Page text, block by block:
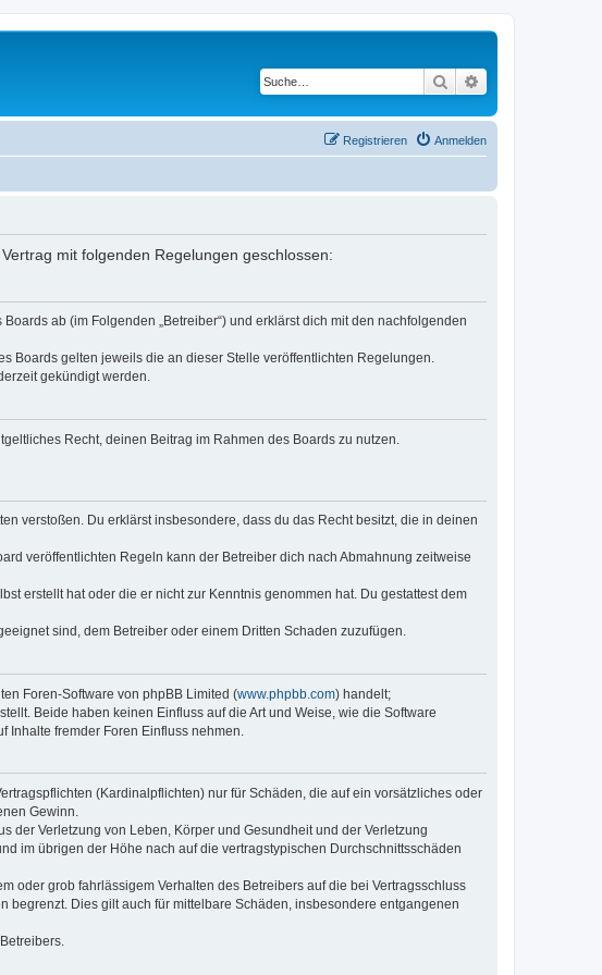
Suche
Anmelden
Registrieren
mit folgenden Regelungen geschlossen:
ab (im Folgenden „Betreiber“) und erklärst dich mit den nachfolgenden
Boards gelten jeweils die an dieser Stelle veröffentlichten Regelungen.
gekündigt werden.
Recht, deinen Beitrag im Rahmen des Boards zu nutzen.
verstoßen. Du erklärst insbesondere, dass du das Recht besitzt, die in deinen
veröffentlichten Regeln kann der Betreiber dich nach Abmahnung zeitweise
erstellt hat oder die er nicht zur Kenntnis genommen hat. Du gestattest dem
sind, dem Betreiber oder einem Dritten Schaden zuzufügen.
Foren-Software von phpBB Limited (www.phpbb.com) handelt;
Beide haben keinen Einfluss auf die Art und Weise, wie die Software
fremder Foren Einfluss nehmen.
(Kardinalpflichten) nur für Schäden, die auf ein vorsätzliches oder
Gewinn.
der Verletzung von Leben, Körper und Gesundheit und der Verletzung
im übrigen der Höhe nach auf die vertragstypischen Durchschnittsschäden
oder grob fahrlässigem Verhalten des Betreibers auf die bei Vertragsschluss
Dies gilt auch für mittelbare Schäden, insbesondere entgangenen